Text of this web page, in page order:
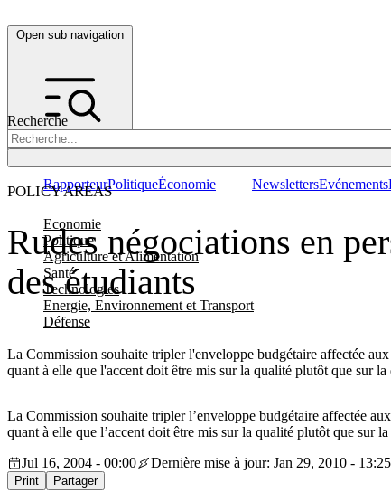
Open sub navigation
Recherche
POLICY AREAS
Economie
Politique
Agriculture et Alimentation
Santé
Technologies
Energie, Environnement et Transport
Défense
RapporteurPolitiqueÉconomie NewslettersEvénements
Rudes négociations en
des étudiants
La Commission souhaite tripler l'enveloppe budgétaire affectée
quant à elle que l'accent doit être mis sur la qualité plutôt que sur la
La Commission souhaite tripler l’enveloppe budgétaire affectée
quant à elle que l’accent doit être mis sur la qualité plutôt que sur
Jul 16, 2004 - 00:00
Dernière mise à jour: Jan 29, 2010 - 13:25
Print Partager